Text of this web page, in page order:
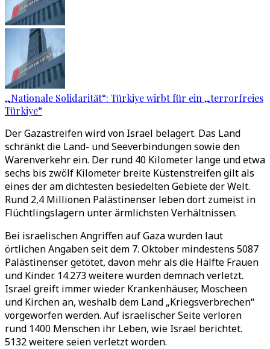
„Nationale Solidarität“: Türkiye wirbt für ein „terrorfreies
Türkiye“
Der Gazastreifen wird von Israel belagert. Das Land
schränkt die Land- und Seeverbindungen sowie den
Warenverkehr ein. Der rund 40 Kilometer lange und etwa
sechs bis zwölf Kilometer breite Küstenstreifen gilt als
eines der am dichtesten besiedelten Gebiete der Welt.
Rund 2,4 Millionen Palästinenser leben dort zumeist in
Flüchtlingslagern unter ärmlichsten Verhältnissen.
Bei israelischen Angriffen auf Gaza wurden laut
örtlichen Angaben seit dem 7. Oktober mindestens 5087
Palästinenser getötet, davon mehr als die Hälfte Frauen
und Kinder. 14.273 weitere wurden demnach verletzt.
Israel greift immer wieder Krankenhäuser, Moscheen
und Kirchen an, weshalb dem Land „Kriegsverbrechen“
vorgeworfen werden. Auf israelischer Seite verloren
rund 1400 Menschen ihr Leben, wie Israel berichtet.
5132 weitere seien verletzt worden.